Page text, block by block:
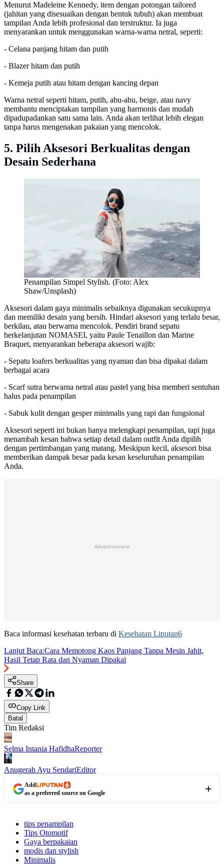
Menurut Madeleine Kennedy, item dengan potongan tailored
(jahitan yang disesuaikan dengan bentuk tubuh) akan membuat
tampilan Anda lebih profesional dan terstruktur. Ia juga
menyarankan untuk menggunakan warna-warna netral, seperti:
- Celana panjang hitam dan putih
- Blazer hitam dan putih
- Kemeja putih atau hitam dengan kancing depan
Warna netral seperti hitam, putih, abu-abu, beige, atau navy
membantu menciptakan tampilan yang harmonis dan mudah
dipadupadankan satu sama lain. Anda akan terlihat lebih elegan
tanpa harus mengenakan pakaian yang mencolok.
5. Pilih Aksesori Berkualitas dengan
Desain Sederhana
Penampilan Simpel Stylish. (Foto: Alex
Shaw/Unsplash)
Aksesori dalam gaya minimalis sebaiknya digunakan secukupnya
dan memiliki desain yang bersih. Hindari aksesori yang terlalu besar,
berkilau, atau berwarna mencolok. Pendiri brand sepatu
berkelanjutan NOMASEI, yaitu Paule Tenaillon dan Marine
Braquet, menyarankan beberapa aksesori wajib:
- Sepatu loafers berkualitas yang nyaman dan bisa dipakai dalam
berbagai acara
- Scarf sutra berwarna netral atau pastel yang bisa memberi sentuhan
halus pada penampilan
- Sabuk kulit dengan gesper minimalis yang rapi dan fungsional
Aksesori seperti ini bukan hanya melengkapi penampilan, tapi juga
menambah kesan bahwa setiap detail dalam outfit Anda dipilih
dengan pertimbangan yang matang. Meskipun kecil, aksesori bisa
memberikan dampak besar pada kesan keseluruhan penampilan
Anda.
Advertisement
Baca informasi kesehatan terbaru di Kesehatan Liputan6
Lanjut Baca:Cara Memotong Kaos Panjang Tanpa Mesin Jahit,
Hasil Tetap Rata dan Nyaman Dipakai
Share
Copy Link
Batal
Tim Redaksi
Selma Intania HafidhaReporter
Anugerah Ayu SendariEditor
Add
as a preferred source on Google
tips penampilan
Tips Otomotif
Gaya berpakaian
modis dan stylish
Minimalis